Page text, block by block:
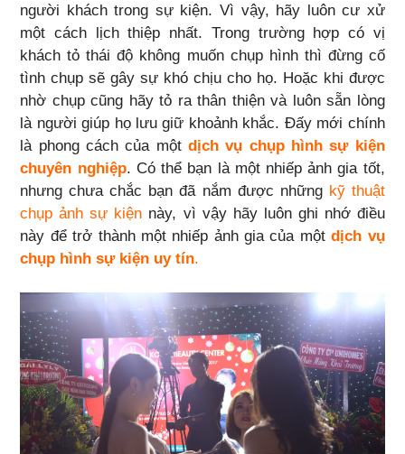
người khách trong sự kiện. Vì vậy, hãy luôn cư xử
một cách lịch thiệp nhất. Trong trường hợp có vị
khách tỏ thái độ không muốn chụp hình thì đừng cố
tình chụp sẽ gây sự khó chịu cho họ. Hoặc khi được
nhờ chụp cũng hãy tỏ ra thân thiện và luôn sẵn lòng
là người giúp họ lưu giữ khoảnh khắc. Đấy mới chính
là phong cách của một dịch vụ chụp hình sự kiện
chuyên nghiệp. Có thể bạn là một nhiếp ảnh gia tốt,
nhưng chưa chắc bạn đã nắm được những kỹ thuật
chụp ảnh sự kiện này, vì vậy hãy luôn ghi nhớ điều
này để trở thành một nhiếp ảnh gia của một dịch vụ
chụp hình sự kiện uy tín.